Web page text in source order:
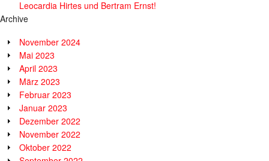
Leocardia Hirtes und Bertram Ernst!
Archive
November 2024
Mai 2023
April 2023
März 2023
Februar 2023
Januar 2023
Dezember 2022
November 2022
Oktober 2022